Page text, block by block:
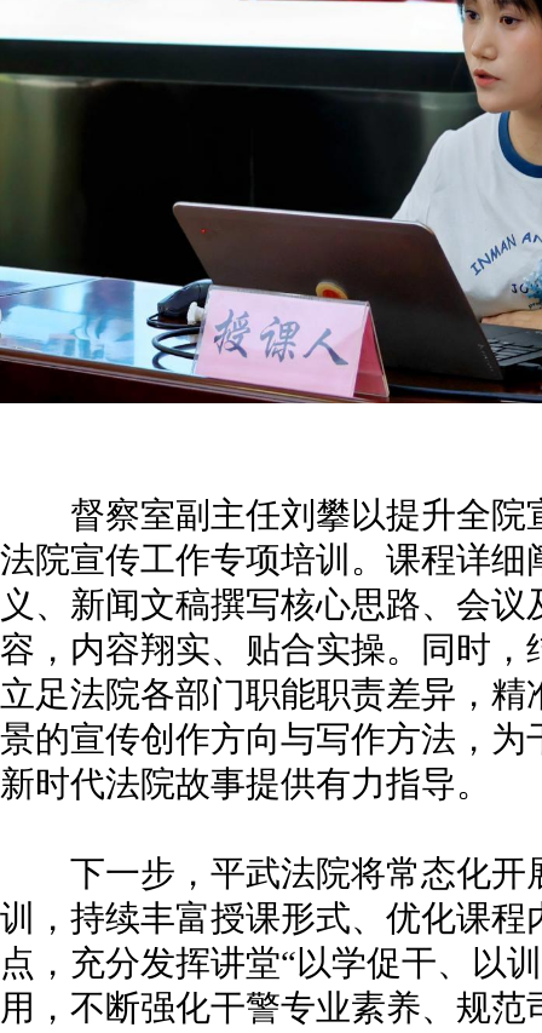
督察室副主任刘攀以提升全院
法院宣传工作专项培训。课程详
义、新闻文稿撰写核心思路、会
容，内容翔实、贴合实操。同时
立足法院各部门职能职责差异，
景的宣传创作方向与写作方法，
新时代法院故事提供有力指导。
下一步，平武法院将常态化开
训，持续丰富授课形式、优化课
点，充分发挥讲堂“以学促干、以
用，不断强化干警专业素养、规